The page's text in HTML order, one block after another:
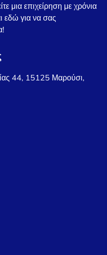
μια επιχείρηση με χρόνια
εδώ για να σας
44, 15125 Μαρούσι,